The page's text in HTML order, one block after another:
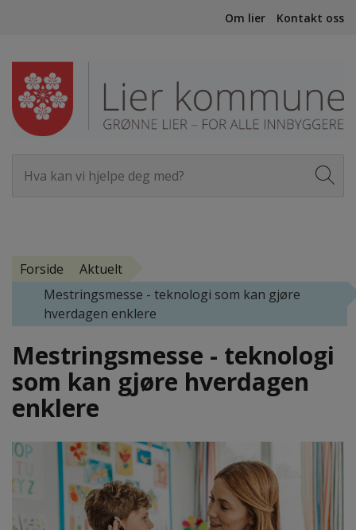
Om lier Kontakt oss
Forside
Aktuelt
Mestringsmesse - teknologi som kan gjøre
hverdagen enklere
Mestringsmesse - teknologi
som kan gjøre hverdagen
enklere